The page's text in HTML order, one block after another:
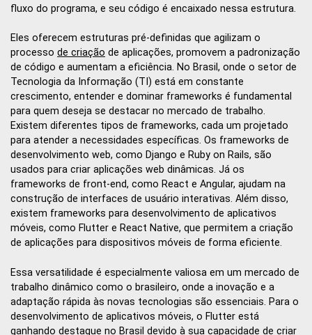
fluxo do programa, e seu código é encaixado nessa estrutura.
Eles oferecem estruturas pré-definidas que agilizam o
processo de criação de aplicações, promovem a padronização
de código e aumentam a eficiência. No Brasil, onde o setor de
Tecnologia da Informação (TI) está em constante
crescimento, entender e dominar frameworks é fundamental
para quem deseja se destacar no mercado de trabalho.
Existem diferentes tipos de frameworks, cada um projetado
para atender a necessidades específicas. Os frameworks de
desenvolvimento web, como Django e Ruby on Rails, são
usados para criar aplicações web dinâmicas. Já os
frameworks de front-end, como React e Angular, ajudam na
construção de interfaces de usuário interativas. Além disso,
existem frameworks para desenvolvimento de aplicativos
móveis, como Flutter e React Native, que permitem a criação
de aplicações para dispositivos móveis de forma eficiente.
Essa versatilidade é especialmente valiosa em um mercado de
trabalho dinâmico como o brasileiro, onde a inovação e a
adaptação rápida às novas tecnologias são essenciais. Para o
desenvolvimento de aplicativos móveis, o Flutter está
ganhando destaque no Brasil devido à sua capacidade de criar